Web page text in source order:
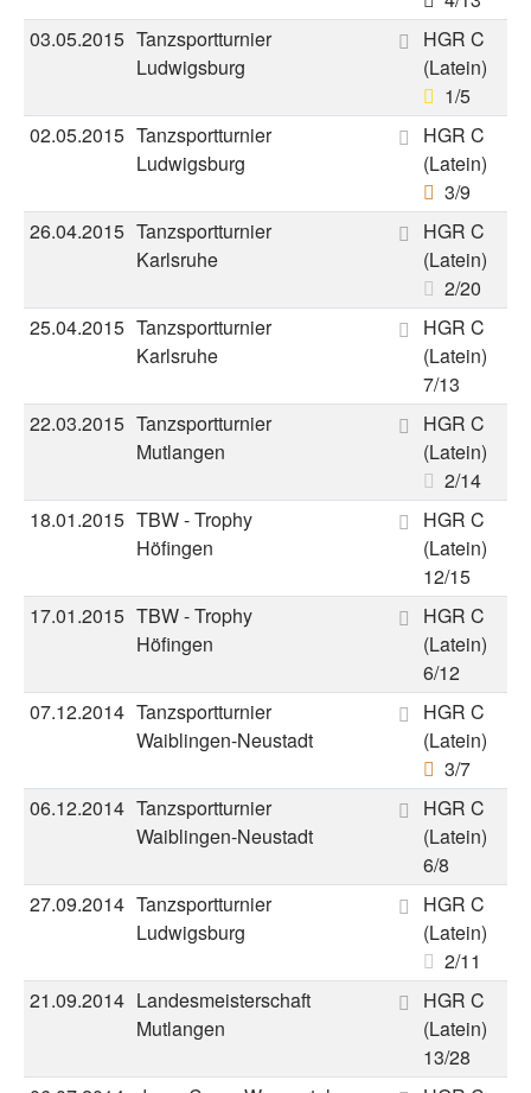
03.05.2015 Tanzsportturnier
Ludwigsburg
HGR C
(Latein)
1/5
02.05.2015 Tanzsportturnier
Ludwigsburg
HGR C
(Latein)
3/9
26.04.2015 Tanzsportturnier
Karlsruhe
HGR C
(Latein)
2/20
25.04.2015 Tanzsportturnier
Karlsruhe
HGR C
(Latein)
7/13
22.03.2015 Tanzsportturnier
Mutlangen
HGR C
(Latein)
2/14
18.01.2015 TBW - Trophy
Höfingen
HGR C
(Latein)
12/15
17.01.2015 TBW - Trophy
Höfingen
HGR C
(Latein)
6/12
07.12.2014 Tanzsportturnier
Waiblingen-Neustadt
HGR C
(Latein)
3/7
06.12.2014 Tanzsportturnier
Waiblingen-Neustadt
HGR C
(Latein)
6/8
27.09.2014 Tanzsportturnier
Ludwigsburg
HGR C
(Latein)
2/11
21.09.2014 Landesmeisterschaft
Mutlangen
HGR C
(Latein)
13/28